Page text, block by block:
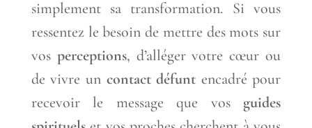
simplement sa transformation. Si vous
ressentez le besoin de mettre des mots sur
vos perceptions, d’alléger votre cœur ou
de vivre un contact défunt encadré pour
recevoir le message que vos guides